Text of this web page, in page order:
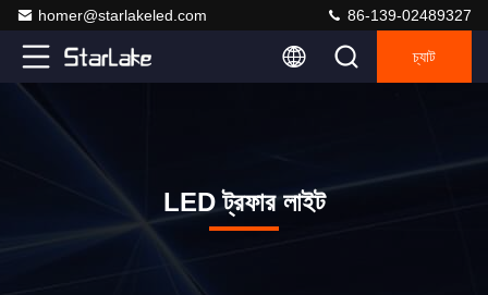
homer@starlakeled.com 86-139-02489327
চ্যাট
LED ট্রফার লাইট